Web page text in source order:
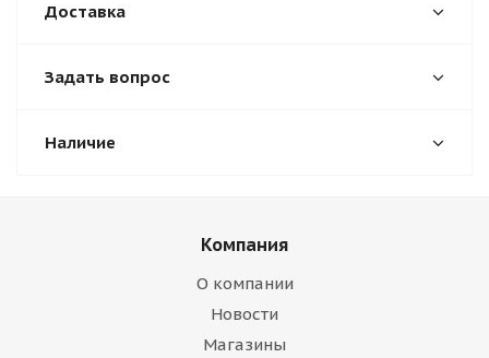
Доставка
Задать вопрос
Наличие
Компания
О компании
Новости
Магазины